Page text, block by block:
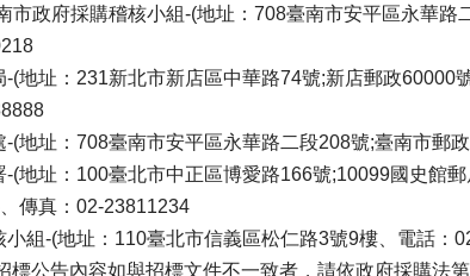
市政府採購稽核小組-(地址：708臺南市安平區永華路
-(地址：231新北市新店區中華路74號;新店郵政60000
-(地址：708臺南市安平區永華路二段208號;臺南市郵
-(地址：100臺北市中正區博愛路166號;10099國史館
傳真：02-23811234
小組-(地址：110臺北市信義區松仁路3號9樓、電話：
公告內容如與招標文件不一致者，請依政府採購法